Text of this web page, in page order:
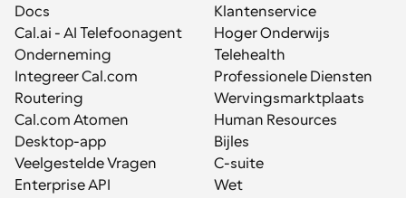
Docs
Cal.ai - AI Telefoonagent
Onderneming
Integreer Cal.com
Routering
Cal.com Atomen
Desktop-app
Veelgestelde Vragen
Enterprise API
Klantenservice
Hoger Onderwijs
Telehealth
Professionele Diensten
Wervingsmarktplaats
Human Resources
Bijles
C-suite
Wet